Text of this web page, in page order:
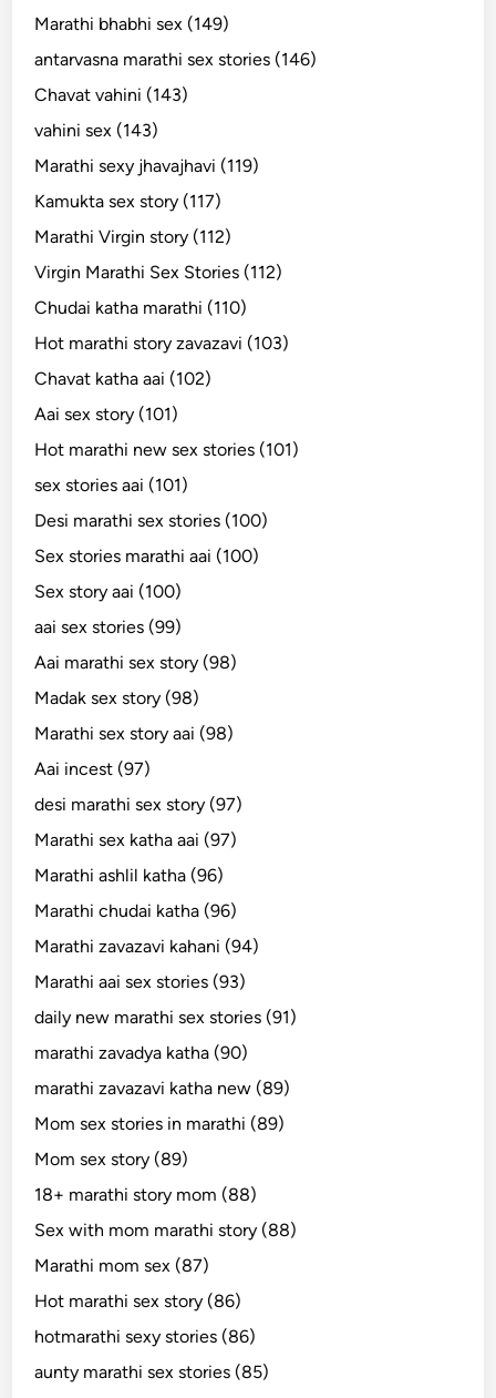
Marathi bhabhi sex (149)
antarvasna marathi sex stories (146)
Chavat vahini (143)
vahini sex (143)
Marathi sexy jhavajhavi (119)
Kamukta sex story (117)
Marathi Virgin story (112)
Virgin Marathi Sex Stories (112)
Chudai katha marathi (110)
Hot marathi story zavazavi (103)
Chavat katha aai (102)
Aai sex story (101)
Hot marathi new sex stories (101)
sex stories aai (101)
Desi marathi sex stories (100)
Sex stories marathi aai (100)
Sex story aai (100)
aai sex stories (99)
Aai marathi sex story (98)
Madak sex story (98)
Marathi sex story aai (98)
Aai incest (97)
desi marathi sex story (97)
Marathi sex katha aai (97)
Marathi ashlil katha (96)
Marathi chudai katha (96)
Marathi zavazavi kahani (94)
Marathi aai sex stories (93)
daily new marathi sex stories (91)
marathi zavadya katha (90)
marathi zavazavi katha new (89)
Mom sex stories in marathi (89)
Mom sex story (89)
18+ marathi story mom (88)
Sex with mom marathi story (88)
Marathi mom sex (87)
Hot marathi sex story (86)
hotmarathi sexy stories (86)
aunty marathi sex stories (85)